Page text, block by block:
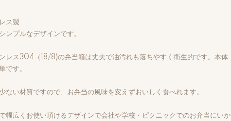
ス製
ンプルなデザインです。
レス304（18/8)の弁当箱は丈夫で油汚れも落ちやすく衛生的です。本体
です。
ない材質ですので、お弁当の風味を変えずおいしく食べれます。
幅広くお使い頂けるデザインで会社や学校・ピクニックでのお弁当にい